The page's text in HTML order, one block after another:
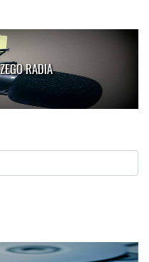
RADIA